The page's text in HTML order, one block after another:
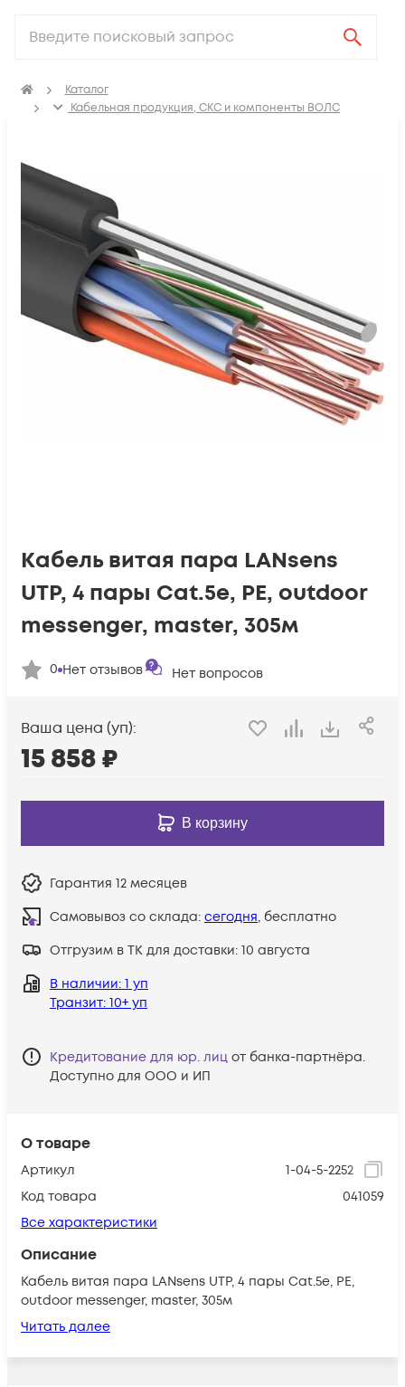
Каталог
Кабельная продукция, СКС и компоненты ВОЛС
О товаре
Артикул
1-04-5-2252
Код товара
041059
Все характеристики
Описание
Кабель витая пара LANsens UTP, 4 пары Cat.5e, PE,
outdoor messenger, master, 305м
Читать далее
Кабель витая пара LANsens
UTP, 4 пары Cat.5e, PE, outdoor
messenger, master, 305м
0 Нет отзывов Нет вопросов
Ваша цена (уп):
15 858₽
В корзину
Гарантия 12 месяцев
Самовывоз со склада: сегодня, бесплатно
Отгрузим в ТК для доставки: 10 августа
В наличии: 1 уп
Транзит: 10+ уп
Кредитование для юр. лиц от банка-партнёра.
Доступно для ООО и ИП